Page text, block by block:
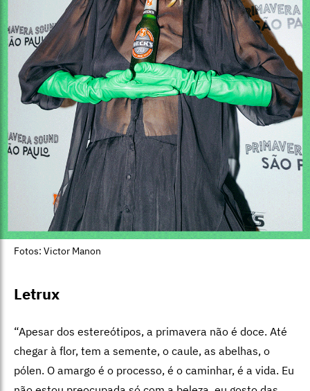
Fotos: Victor Manon
Letrux
“Apesar dos estereótipos, a primavera não é doce. Até
chegar à flor, tem a semente, o caule, as abelhas, o
pólen. O amargo é o processo, é o caminhar, é a vida. Eu